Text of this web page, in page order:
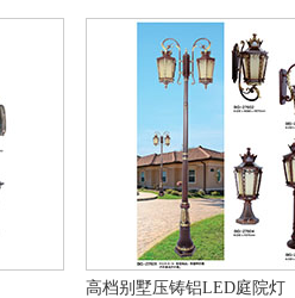
高档别墅压铸铝LED庭院灯